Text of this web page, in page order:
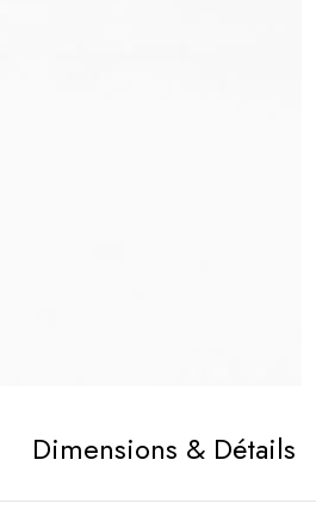
Dimensions & Détails